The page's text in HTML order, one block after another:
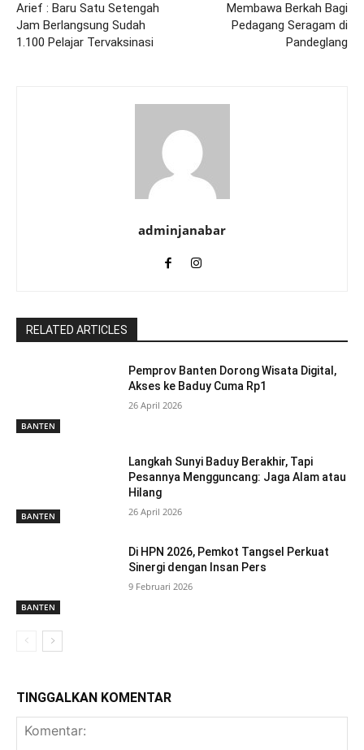
Arief : Baru Satu Setengah
Jam Berlangsung Sudah
1.100 Pelajar Tervaksinasi
Membawa Berkah Bagi
Pedagang Seragam di
Pandeglang
adminjanabar
RELATED ARTICLES
BANTEN
Pemprov Banten Dorong Wisata Digital,
Akses ke Baduy Cuma Rp1
26 April 2026
BANTEN
Langkah Sunyi Baduy Berakhir, Tapi
Pesannya Mengguncang: Jaga Alam atau
Hilang
26 April 2026
BANTEN
Di HPN 2026, Pemkot Tangsel Perkuat
Sinergi dengan Insan Pers
9 Februari 2026
TINGGALKAN KOMENTAR